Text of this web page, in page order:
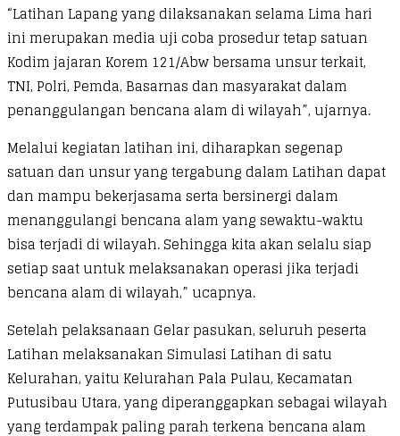
“Latihan Lapang yang dilaksanakan selama Lima hari
ini merupakan media uji coba prosedur tetap satuan
Kodim jajaran Korem 121/Abw bersama unsur terkait,
TNI, Polri, Pemda, Basarnas dan masyarakat dalam
penanggulangan bencana alam di wilayah”, ujarnya.
Melalui kegiatan latihan ini, diharapkan segenap
satuan dan unsur yang tergabung dalam Latihan dapat
dan mampu bekerjasama serta bersinergi dalam
menanggulangi bencana alam yang sewaktu-waktu
bisa terjadi di wilayah. Sehingga kita akan selalu siap
setiap saat untuk melaksanakan operasi jika terjadi
bencana alam di wilayah,” ucapnya.
Setelah pelaksanaan Gelar pasukan, seluruh peserta
Latihan melaksanakan Simulasi Latihan di satu
Kelurahan, yaitu Kelurahan Pala Pulau, Kecamatan
Putusibau Utara, yang diperanggapkan sebagai wilayah
yang terdampak paling parah terkena bencana alam